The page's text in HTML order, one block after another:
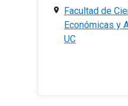
Facultad de
Económicas y
UC